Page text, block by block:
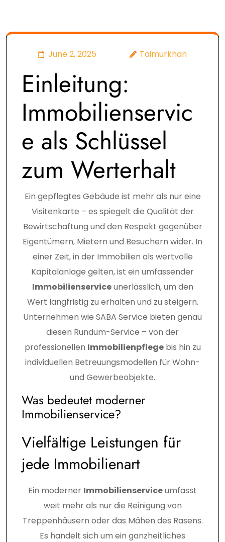
June 2, 2025 Taimurkhan
Einleitung:
Immobilienservic
e als Schlüssel
zum Werterhalt
Ein gepflegtes Gebäude ist mehr als nur eine
Visitenkarte – es spiegelt die Qualität der
Bewirtschaftung und den Respekt gegenüber
Eigentümern, Mietern und Besuchern wider. In
einer Zeit, in der Immobilien als wertvolle
Kapitalanlage gelten, ist ein umfassender
Immobilienserviceunerlässlich, um den
Wert langfristig zu erhalten und zu steigern.
Unternehmen wie SABA Service bieten genau
diesen Rundum-Service – von der
professionellen Immobilienpflegebis hin zu
individuellen Betreuungsmodellen für Wohn-
und Gewerbeobjekte.
Was bedeutet moderner
Immobilienservice?
Vielfältige Leistungen für
jede Immobilienart
Ein moderner Immobilienserviceumfasst
weit mehr als nur die Reinigung von
Treppenhäusern oder das Mähen des Rasens.
Es handelt sich um ein ganzheitliches